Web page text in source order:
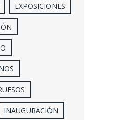
EXPOSICIONES
INAUGURACIÓN